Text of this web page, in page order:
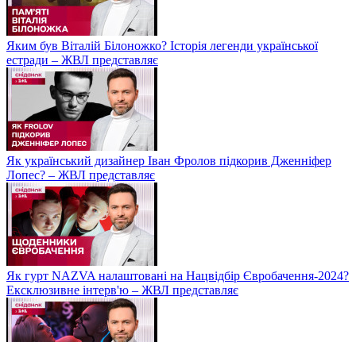
Яким був Віталій Білоножко? Історія легенди української
естради – ЖВЛ представляє
Як український дизайнер Іван Фролов підкорив Дженніфер
Лопес? – ЖВЛ представляє
Як гурт NAZVA налаштовані на Нацвідбір Євробачення-2024?
Ексклюзивне інтерв'ю – ЖВЛ представляє